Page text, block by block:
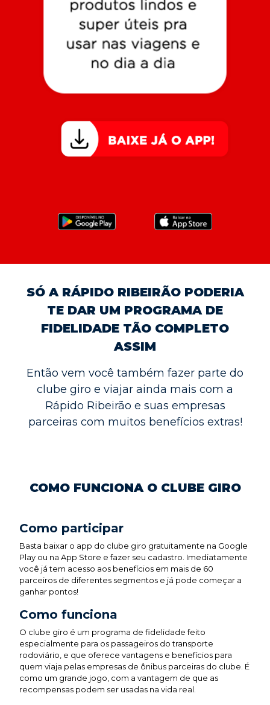
SÓ A RÁPIDO RIBEIRÃO PODERIA
TE DAR UM PROGRAMA DE
FIDELIDADE TÃO COMPLETO
ASSIM
Então vem você também fazer parte do
clube giro e viajar ainda mais com a
Rápido Ribeirão e suas empresas
parceiras com muitos benefícios extras!
COMO FUNCIONA O CLUBE GIRO
Como participar
Basta baixar o app do clube giro gratuitamente na Google
Play ou na App Store e fazer seu cadastro. Imediatamente
você já tem acesso aos benefícios em mais de 60
parceiros de diferentes segmentos e já pode começar a
ganhar pontos!
Como funciona
O clube giro é um programa de fidelidade feito
especialmente para os passageiros do transporte
rodoviário, e que oferece vantagens e benefícios para
quem viaja pelas empresas de ônibus parceiras do clube. É
como um grande jogo, com a vantagem de que as
recompensas podem ser usadas na vida real.